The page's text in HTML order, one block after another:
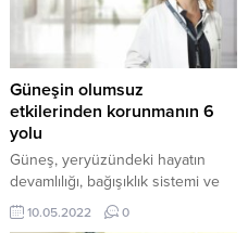
yabancı oyuncudan oluşan
takımlara diş geçiremedi. Kendi
öz kaynakları ve kendi yetiştirdiği
oyuncuları ile maça çıkan ve Milli...
Güneşin olumsuz
etkilerinden korunmanın 6
yolu
Güneş, yeryüzündeki hayatın
devamlılığı, bağışıklık sistemi ve
biyolojik ritim için çok önemli.
Güneşin olumlu etkilerinin yanı
10.05.2022 0